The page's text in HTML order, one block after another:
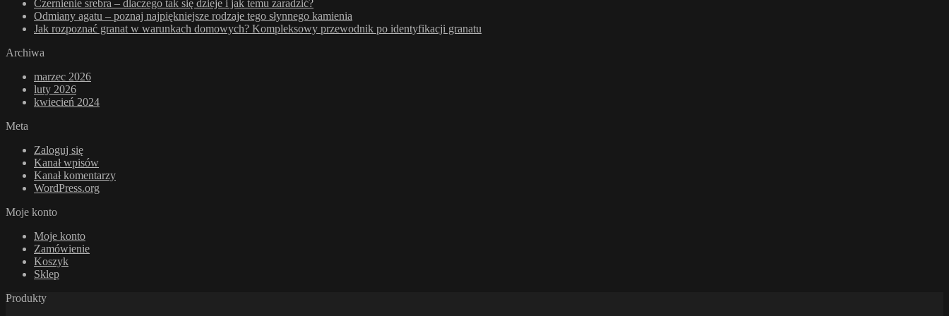
Czernienie srebra – dlaczego tak się dzieje i jak temu zaradzić?
Odmiany agatu – poznaj najpiękniejsze rodzaje tego słynnego kamienia
Jak rozpoznać granat w warunkach domowych? Kompleksowy przewodnik po identyfikacji granatu
Archiwa
marzec 2026
luty 2026
kwiecień 2024
Meta
Zaloguj się
Kanał wpisów
Kanał komentarzy
WordPress.org
Moje konto
Moje konto
Zamówienie
Koszyk
Sklep
Produkty